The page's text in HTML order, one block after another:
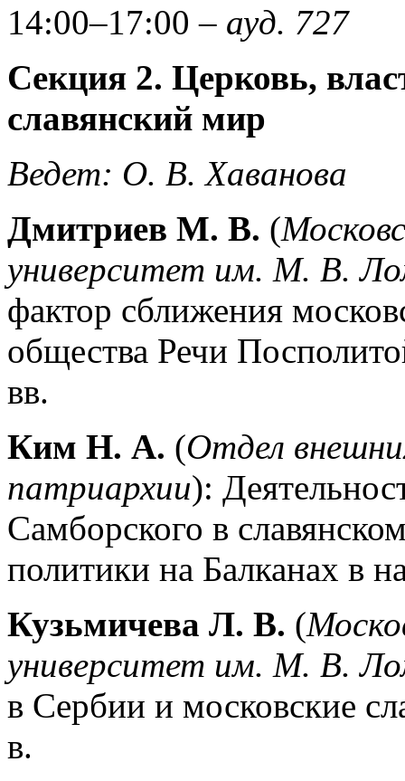
14:00–17:00– ауд. 727
Секция 2. Церковь,
славянский мир
Ведет: О. В. Хаванова
Дмитриев М. В. (
университет им. М. В.
фактор сближения
общества Речи
вв.
Ким Н. А. (Отдел
патриархии):
Самборского в
политики на Балканах в
Кузьмичева Л. В. (
университет им. М. В.
в Сербии и московские
в.